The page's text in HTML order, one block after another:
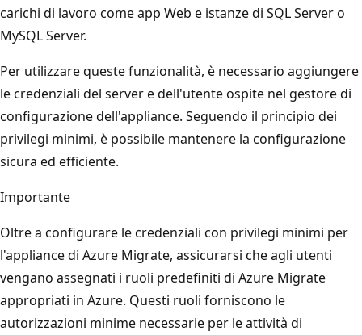
carichi di lavoro come app Web e istanze di SQL Server o
MySQL Server.
Per utilizzare queste funzionalità, è necessario aggiungere
le credenziali del server e dell'utente ospite nel gestore di
configurazione dell'appliance. Seguendo il principio dei
privilegi minimi, è possibile mantenere la configurazione
sicura ed efficiente.
Importante
Oltre a configurare le credenziali con privilegi minimi per
l'appliance di Azure Migrate, assicurarsi che agli utenti
vengano assegnati i ruoli predefiniti di Azure Migrate
appropriati in Azure. Questi ruoli forniscono le
autorizzazioni minime necessarie per le attività di